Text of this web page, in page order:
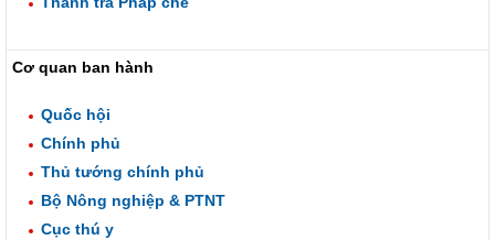
Cơ quan ban hành
Quốc hội
Chính phủ
Thủ tướng chính phủ
Bộ Nông nghiệp & PTNT
Cục thú y